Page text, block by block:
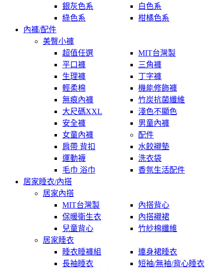
銀灰色系
白色系
綠色系
柑橘色系
內褲/配件
美臀小褲
超值任選
MIT台灣製
平口褲
三角褲
生理褲
丁字褲
輕柔棉
機能修飾褲
無痕內褲
竹炭抗菌纖維
大尺碼XXL
淺色不顯色
安全褲
男童內褲
女童內褲
配件
肩帶 背扣
水餃襯墊
運動襪
洗衣袋
毛巾 浴巾
香氛生活配件
居家睡衣/內搭
居家內搭
MIT台灣製
內搭背心
保暖衛生衣
內搭襯裙
兒童背心
竹紗棉纖維
居家睡衣
睡衣睡褲組
連身裙睡衣
長袖睡衣
短袖/無袖/背心睡衣